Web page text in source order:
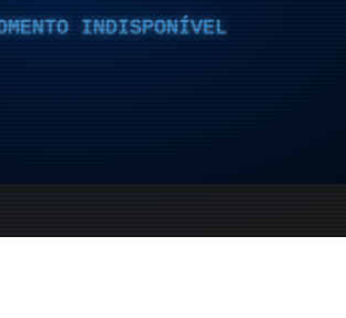
INDISPONÍVEL